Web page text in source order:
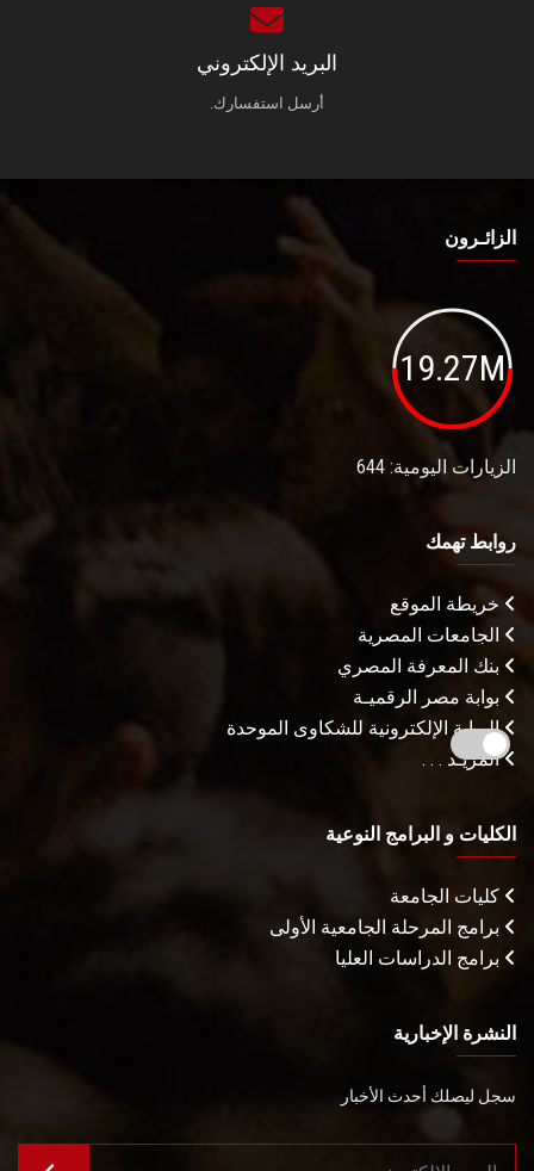
البريد الإلكتروني
أرسل استفسارك.
الزائـرون
19.27M
الزيارات اليومية: 644
روابط تهمك
خريطة الموقع
الجامعات المصرية
بنك المعرفة المصري
بوابة مصر الرقميـة
البوابة الإلكترونية للشكاوى الموحدة
المزيـد . . .
الكليات و البرامج النوعية
كليات الجامعة
برامج المرحلة الجامعية الأولى
برامج الدراسات العليا
النشرة الإخبارية
سجل ليصلك أحدث الأخبار